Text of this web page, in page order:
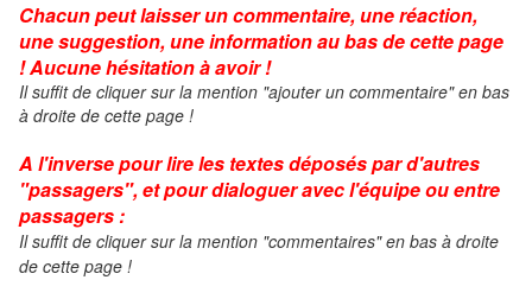
Chacun peut laisser un commentaire, une réaction,
une suggestion, une information au bas de cette page
! Aucune hésitation à avoir !
Il suffit de cliquer sur la mention "ajouter un commentaire" en bas
à droite de cette page !
A l'inverse pour lire les textes déposés par d'autres
"passagers", et pour dialoguer avec l'équipe ou entre
passagers :
Il suffit de cliquer sur la mention "commentaires" en bas à droite
de cette page !